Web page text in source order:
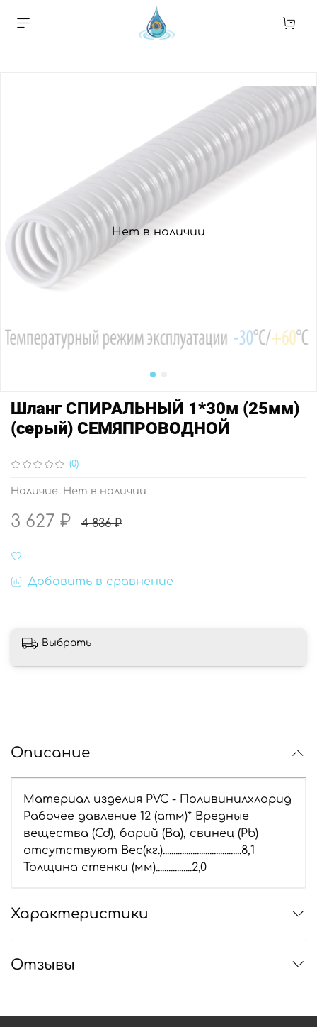
Нет в наличии
(0)
Наличие: Нет в наличии
Шланг СПИРАЛЬНЫЙ 1*30м (25мм)
(серый) СЕМЯПРОВОДНОЙ
3 627 ₽ 4 836 ₽
Добавить в сравнение
Выбрать
Описание
Материал изделия PVC - Поливинилхлорид
Рабочее давление 12 (атм)* Вредные
вещества (Cd), барий (Ba), свинец (Pb)
отсутствуют Вес(кг.).....................................8,1
Толщина стенки (мм).................2,0
Характеристики
Отзывы